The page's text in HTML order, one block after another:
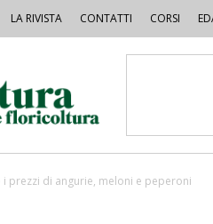
LA RIVISTA CONTATTI CORSI
i prezzi di angurie, meloni e peperoni